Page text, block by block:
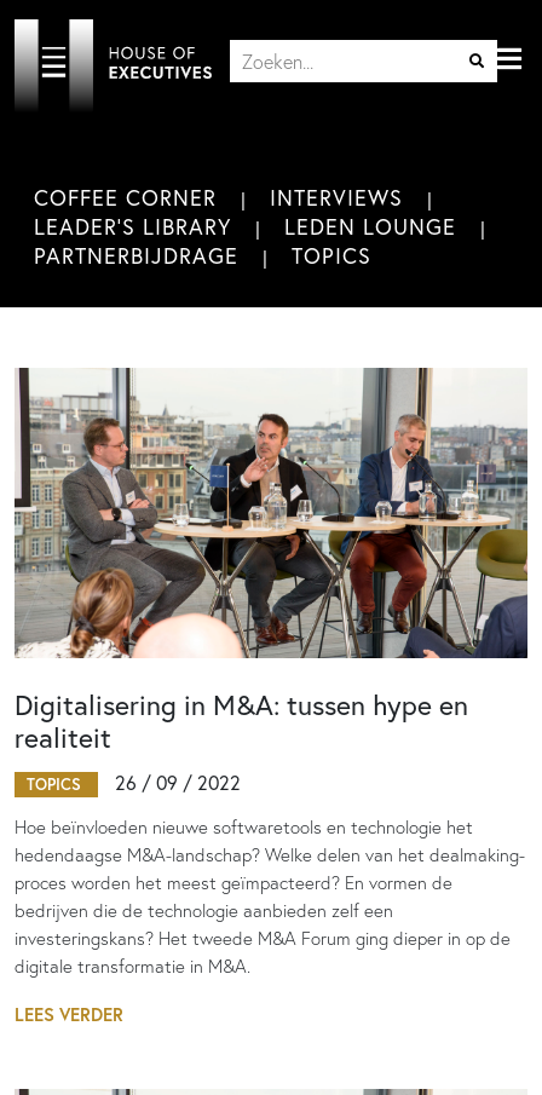
COFFEE CORNER
INTERVIEWS
LEADER'S LIBRARY
LEDEN LOUNGE
PARTNERBIJDRAGE
TOPICS
Digitalisering in M&A: tussen hype en
realiteit
TOPICS 26 / 09 / 2022
Hoe beïnvloeden nieuwe softwaretools en technologie het
hedendaagse M&A-landschap? Welke delen van het dealmaking-
proces worden het meest geïmpacteerd? En vormen de
bedrijven die de technologie aanbieden zelf een
investeringskans? Het tweede M&A Forum ging dieper in op de
digitale transformatie in M&A.
LEES VERDER